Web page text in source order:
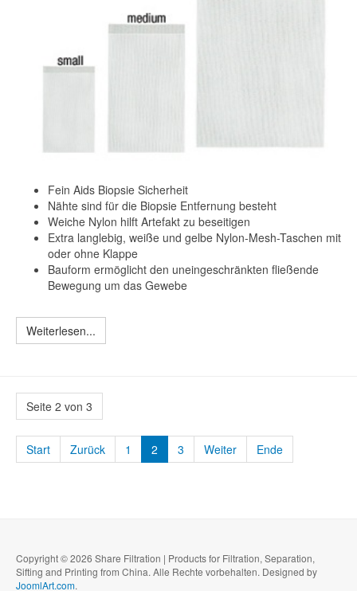
Fein Aids Biopsie Sicherheit
Nähte sind für die Biopsie Entfernung besteht
Weiche Nylon hilft Artefakt zu beseitigen
Extra langlebig, weiße und gelbe Nylon-Mesh-Taschen mit
oder ohne Klappe
Bauform ermöglicht den uneingeschränkten fließende
Bewegung um das Gewebe
Weiterlesen...
Seite 2 von 3
Start Zurück 1 2 3 Weiter Ende
Copyright © 2026 Share Filtration | Products for Filtration, Separation,
Sifting and Printing from China. Alle Rechte vorbehalten. Designed by
JoomlArt.com.